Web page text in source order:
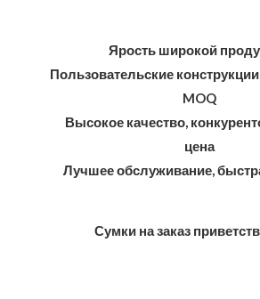
Ярость широкой
Пользовательские
MOQ
Высокое качество,
цена
Лучшее обслуживание,
Сумки на заказ